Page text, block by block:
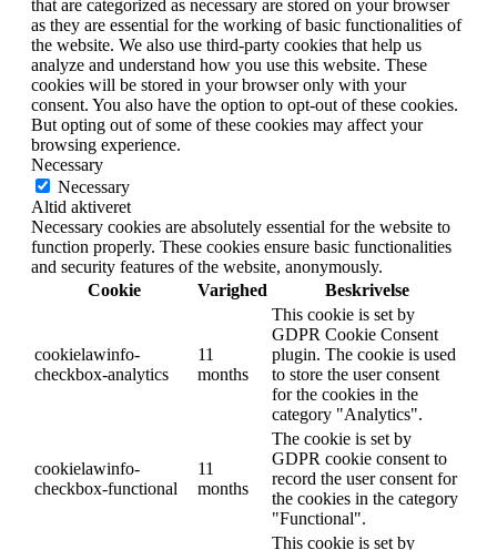
that are categorized as necessary are stored on your browser
as they are essential for the working of basic functionalities of
the website. We also use third-party cookies that help us
analyze and understand how you use this website. These
cookies will be stored in your browser only with your
consent. You also have the option to opt-out of these cookies.
But opting out of some of these cookies may affect your
browsing experience.
Necessary
Necessary
Altid aktiveret
Necessary cookies are absolutely essential for the website to
function properly. These cookies ensure basic functionalities
and security features of the website, anonymously.
Cookie
Varighed Beskrivelse
cookielawinfo-
checkbox-analytics
11
months
This cookie is set by
GDPR Cookie Consent
plugin. The cookie is used
to store the user consent
for the cookies in the
category "Analytics".
cookielawinfo-
checkbox-functional
11
months
The cookie is set by
GDPR cookie consent to
record the user consent for
the cookies in the category
"Functional".
This cookie is set by